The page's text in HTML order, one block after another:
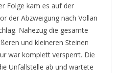
Folge kam es auf der
der Abzweigung nach Völlan
Nahezug die gesamte
und kleineren Steinen
war komplett versperrt. Die
Unfallstelle ab und wartete